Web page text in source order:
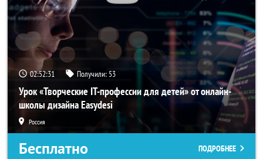
02:52:31 Получили: 53
Урок «Творческие IT-профессии для детей» от онлайн-
школы дизайна Easydesi
Россия
Бесплатно ПОДРОБНЕЕ